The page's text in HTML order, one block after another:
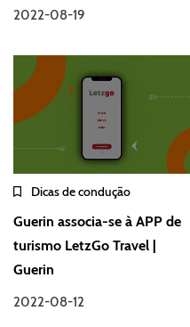
2022-08-19
Dicas de condução
Guerin associa-se à APP de
turismo LetzGo Travel |
Guerin
2022-08-12